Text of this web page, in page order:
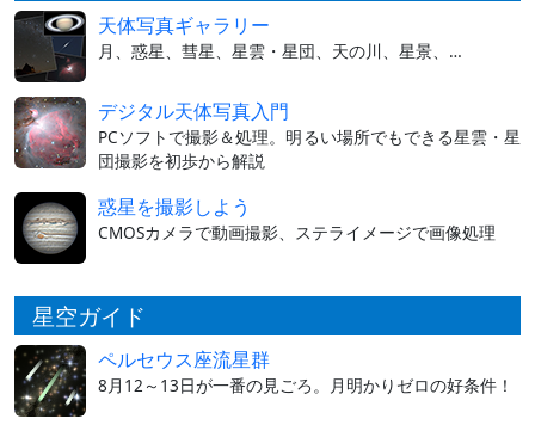
天体写真ギャラリー
月、惑星、彗星、星雲・星団、天の川、星景、…
デジタル天体写真入門
PCソフトで撮影＆処理。明るい場所でもできる星雲・星
団撮影を初歩から解説
惑星を撮影しよう
CMOSカメラで動画撮影、ステライメージで画像処理
星空ガイド
ペルセウス座流星群
8月12～13日が一番の見ごろ。月明かりゼロの好条件！